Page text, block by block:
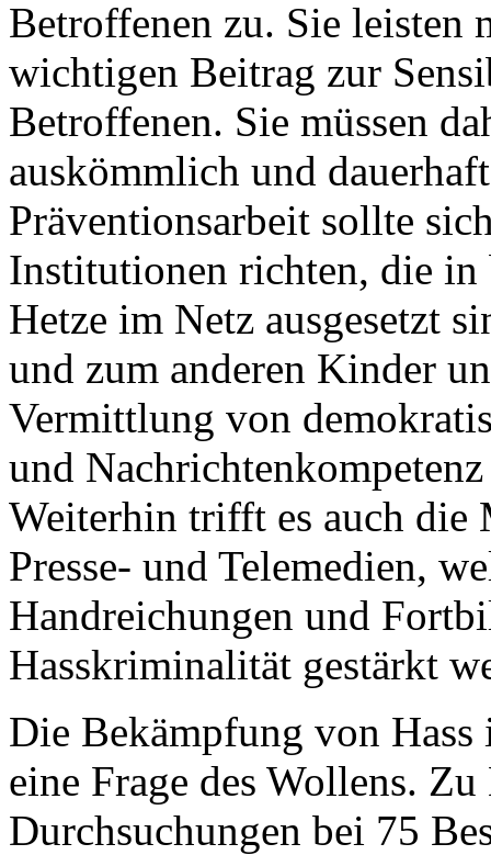
Betroffenen zu. Sie leisten
wichtigen Beitrag zur
Betroffenen. Sie müssen
auskömmlich und
Präventionsarbeit sollte
Institutionen richten, die in
Hetze im Netz ausgesetzt
und zum anderen Kinder
Vermittlung von
und
Weiterhin trifft es auch
Presse- und Telemedien,
Handreichungen und
Hasskriminalität gestärkt
Die Bekämpfung von
eine Frage des Wollens.
Durchsuchungen bei 75